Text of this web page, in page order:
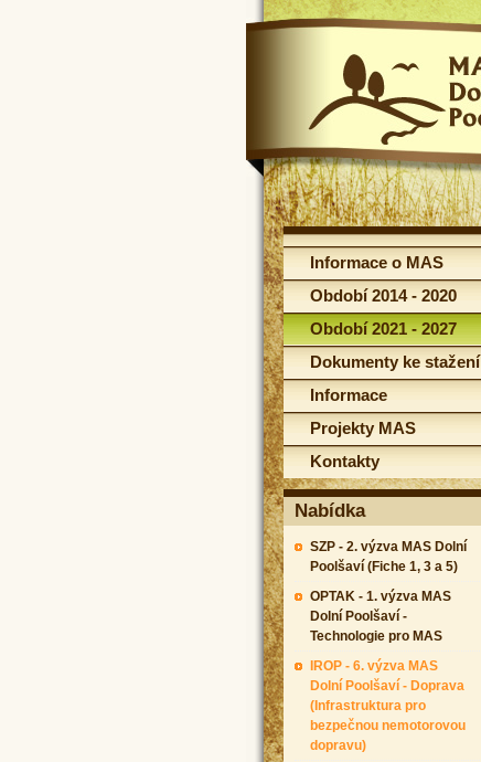
Informace o MAS
Období 2014 - 2020
Období 2021 - 2027
Dokumenty ke stažení
Informace
Projekty MAS
Kontakty
Nabídka
SZP - 2. výzva MAS Dolní
Poolšaví (Fiche 1, 3 a 5)
OPTAK - 1. výzva MAS
Dolní Poolšaví -
Technologie pro MAS
IROP - 6. výzva MAS
Dolní Poolšaví - Doprava
(Infrastruktura pro
bezpečnou nemotorovou
dopravu)